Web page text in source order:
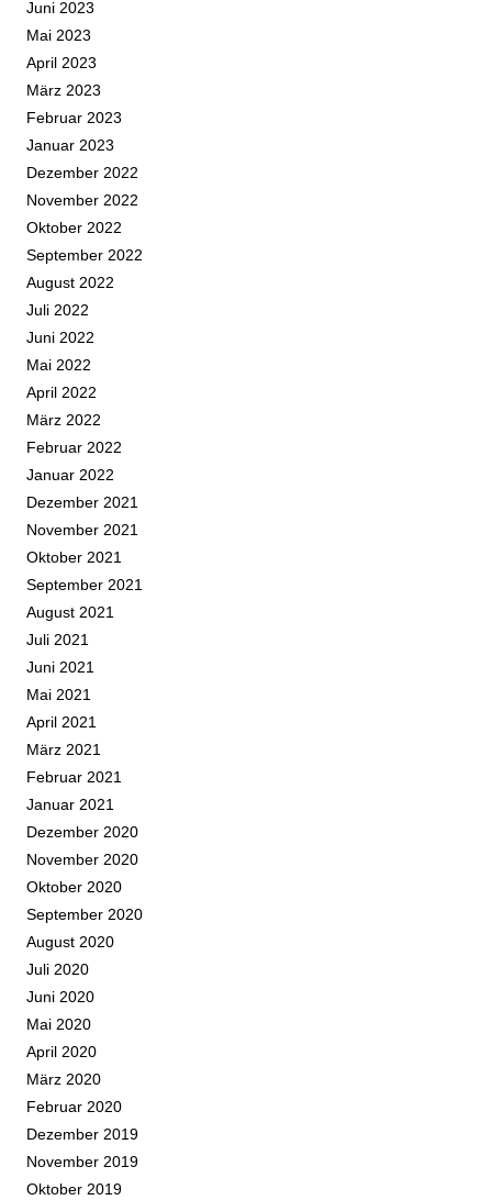
Juni 2023
Mai 2023
April 2023
März 2023
Februar 2023
Januar 2023
Dezember 2022
November 2022
Oktober 2022
September 2022
August 2022
Juli 2022
Juni 2022
Mai 2022
April 2022
März 2022
Februar 2022
Januar 2022
Dezember 2021
November 2021
Oktober 2021
September 2021
August 2021
Juli 2021
Juni 2021
Mai 2021
April 2021
März 2021
Februar 2021
Januar 2021
Dezember 2020
November 2020
Oktober 2020
September 2020
August 2020
Juli 2020
Juni 2020
Mai 2020
April 2020
März 2020
Februar 2020
Dezember 2019
November 2019
Oktober 2019